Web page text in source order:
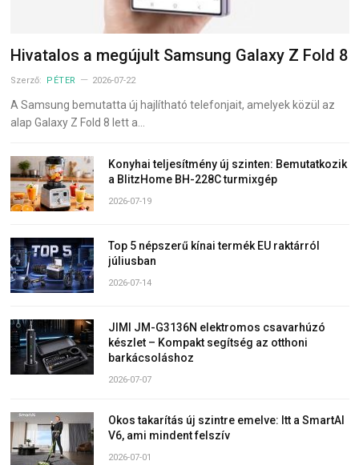
Hivatalos a megújult Samsung Galaxy Z Fold 8
Szerző: PÉTER 2026-07-22
A Samsung bemutatta új hajlítható telefonjait, amelyek közül az
alap Galaxy Z Fold 8 lett a…
Konyhai teljesítmény új szinten: Bemutatkozik
a BlitzHome BH-228C turmixgép
2026-07-19
Top 5 népszerű kínai termék EU raktárról
júliusban
2026-07-14
JIMI JM-G3136N elektromos csavarhúzó
készlet – Kompakt segítség az otthoni
barkácsoláshoz
2026-07-07
Okos takarítás új szintre emelve: Itt a SmartAI
V6, ami mindent felszív
2026-07-01